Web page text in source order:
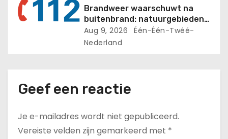
Brandweer waarschuwt na
buitenbrand: natuurgebieden
zijn kurkdroog
Aug 9, 2026
Één-Één-Twéé-
Nederland
Geef een reactie
Je e-mailadres wordt niet gepubliceerd.
Vereiste velden zijn gemarkeerd met *